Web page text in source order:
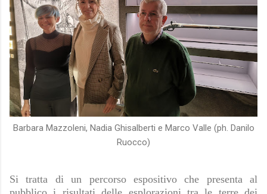
Barbara Mazzoleni, Nadia Ghisalberti e Marco Valle (ph. Danilo
Ruocco)
Si tratta di un percorso espositivo che presenta al